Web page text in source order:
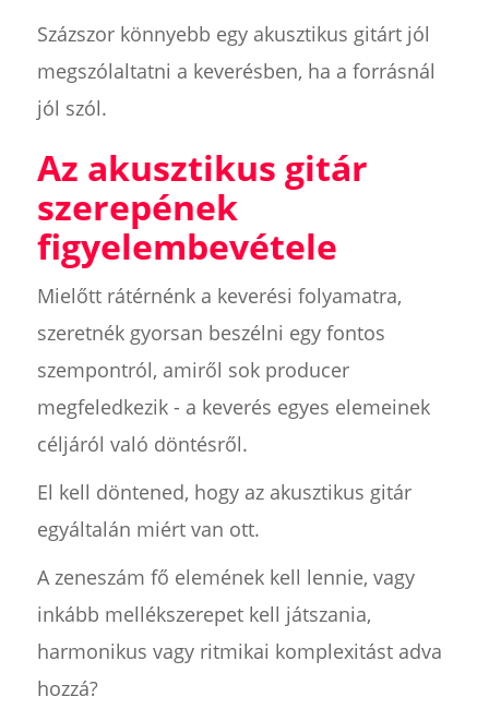
Százszor könnyebb egy akusztikus gitárt jól
megszólaltatni a keverésben, ha a forrásnál
jól szól.
Az akusztikus gitár
szerepének
figyelembevétele
Mielőtt rátérnénk a keverési folyamatra,
szeretnék gyorsan beszélni egy fontos
szempontról, amiről sok producer
megfeledkezik - a keverés egyes elemeinek
céljáról való döntésről.
El kell döntened, hogy az akusztikus gitár
egyáltalán miért van ott.
A zeneszám fő elemének kell lennie, vagy
inkább mellékszerepet kell játszania,
harmonikus vagy ritmikai komplexitást adva
hozzá?